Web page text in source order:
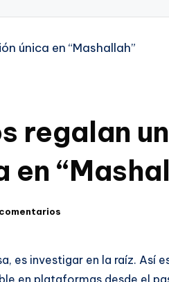
regalan
es investigar en la raíz. Así
en plataformas desde el